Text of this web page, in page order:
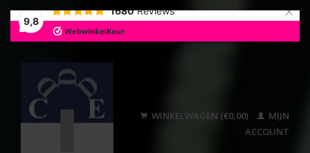
9,8
1680 Reviews ×
WINKELWAGEN (€0,00)
MIJN
ACCOUNT